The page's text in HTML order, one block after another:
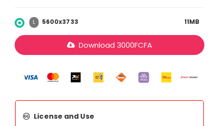
L 5600x3733 11MB
Download 3000FCFA
License and Use